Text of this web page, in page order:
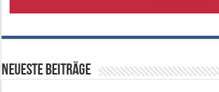
Neueste Beiträge